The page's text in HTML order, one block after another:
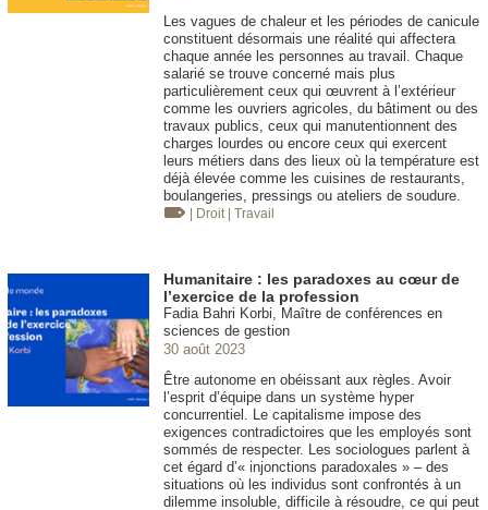
Les vagues de chaleur et les périodes de canicule
constituent désormais une réalité qui affectera
chaque année les personnes au travail. Chaque
salarié se trouve concerné mais plus
particulièrement ceux qui œuvrent à l’extérieur
comme les ouvriers agricoles, du bâtiment ou des
travaux publics, ceux qui manutentionnent des
charges lourdes ou encore ceux qui exercent
leurs métiers dans des lieux où la température est
déjà élevée comme les cuisines de restaurants,
boulangeries, pressings ou ateliers de soudure.
| Droit | Travail
Humanitaire : les paradoxes au cœur de
l’exercice de la profession
Fadia Bahri Korbi, Maître de conférences en
sciences de gestion
30 août 2023
Être autonome en obéissant aux règles. Avoir
l’esprit d’équipe dans un système hyper
concurrentiel. Le capitalisme impose des
exigences contradictoires que les employés sont
sommés de respecter. Les sociologues parlent à
cet égard d’« injonctions paradoxales » – des
situations où les individus sont confrontés à un
dilemme insoluble, difficile à résoudre, ce qui peut